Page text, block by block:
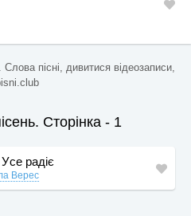
пісні, дивитися відеозаписи,
Сторінка - 1
pадіє
Верес